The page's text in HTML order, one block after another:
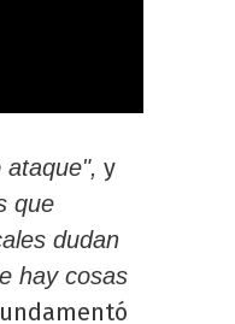
ataque", y
que
dudan
hay cosas